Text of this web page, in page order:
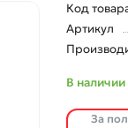
Код
Артикул
В наличии
За